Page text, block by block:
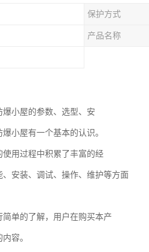
保护方式
产品名称
小屋的参数、选型、安
小屋有一个基本的认识。
用过程中积累了丰富的经
安装、调试、操作、维护等方面
单的了解，用户在购买本产
容。